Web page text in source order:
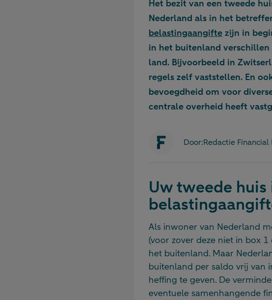
Het bezit van een tweede
Nederland als in het
belastingaangifte zijn in
in het buitenland verschillen
land. Bijvoorbeeld in
regels zelf vaststellen. En
bevoegdheid om voor
centrale overheid heeft
Door:Redactie Financial
Uw tweede
Als inwoner van Nederland
(voor zover deze niet in box
het buitenland. Maar
buitenland per saldo vrij van
heffing te geven. De
eventuele samenhangende